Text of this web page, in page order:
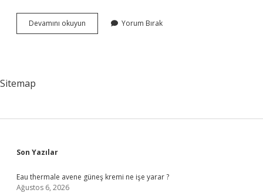
Devamını okuyun
Hangi
Yorum Bırak
Sitemap
Sidebar
Son Yazılar
Eau thermale avene güneş kremi ne işe yarar ?
Ağustos 6, 2026